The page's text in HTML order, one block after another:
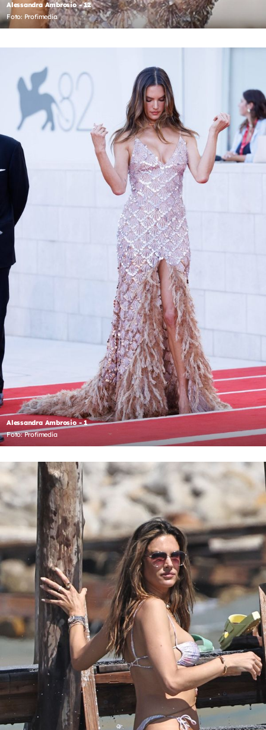
Alessandra Ambrosio - 12
Foto: Profimedia
Alessandra Ambrosio - 1
Foto: Profimedia